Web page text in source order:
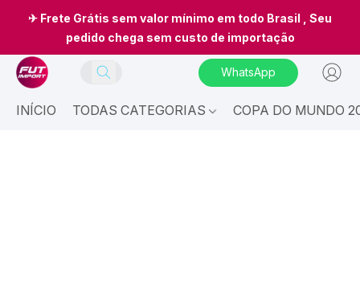
✈ Frete Grátis sem valor mínimo em todo Brasil , Seu
pedido chega sem custo de importação
WhatsApp
INÍCIO TODAS CATEGORIAS COPA DO MUNDO